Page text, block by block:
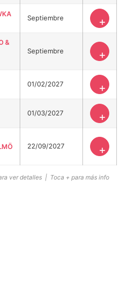
Septiembre +
&
Septiembre +
01/02/2027 +
01/03/2027 +
22/09/2027 +
ver detalles | Toca + para más info